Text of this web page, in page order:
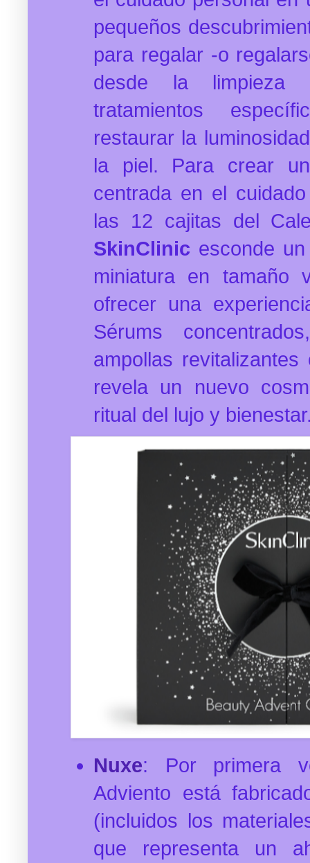
pequeños
para regalar -o
desde la limpieza
tratamientos
restaurar la
la piel. Para crear
centrada en el
las 12 cajitas del
SkinClinic esconde
miniatura en tamaño
ofrecer una
Sérums
ampollas
revela un nuevo
ritual del lujo y
Nuxe: Por primera
Adviento está
(incluidos los
que representa un